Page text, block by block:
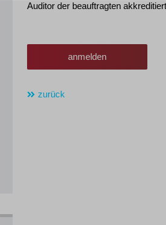
Auditor der beauftragten
anmelden
zurück